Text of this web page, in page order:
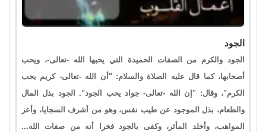
الجود
الجود والكرم من الصفات الحميدة التي يحبها الله -تعالى-، ويحب
أصحابها، كما قال عليه الصلاة والسلام: "أن الله -تعالى- كريم يحب
الكرم"، وقال: "إن الله -تعالى- جواد يحب الجود". الجود بذل المال
والطعام، بذل الموجود عن طيب نفس، وهو من أشرف السجايا، وأعز
المواهب، وأخلد المأثر، وكفى بالجود فخرا أنه من صفات الله...